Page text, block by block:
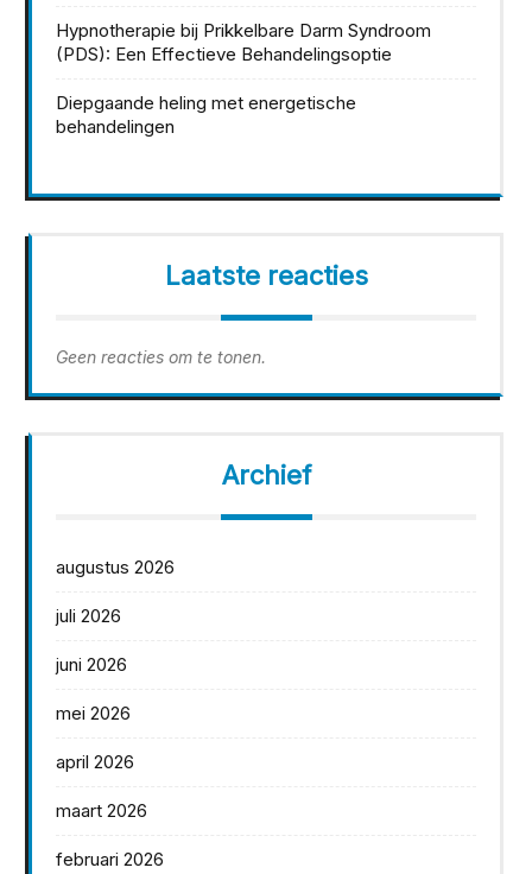
Hypnotherapie bij Prikkelbare Darm Syndroom
(PDS): Een Effectieve Behandelingsoptie
Diepgaande heling met energetische
behandelingen
Laatste reacties
Geen reacties om te tonen.
Archief
augustus 2026
juli 2026
juni 2026
mei 2026
april 2026
maart 2026
februari 2026